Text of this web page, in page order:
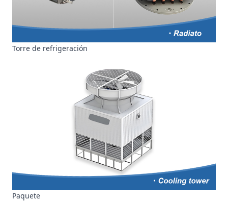
Torre de refrigeración
Paquete